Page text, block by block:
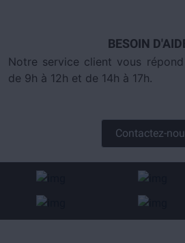
BESOIN
Notre service client vous
de 9h à 12h et de 14h à 17h.
Contactez-